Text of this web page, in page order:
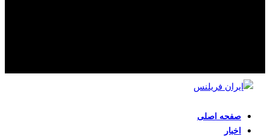
صفحه اصلی
اخبار